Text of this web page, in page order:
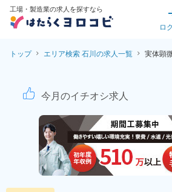
工場・製造業の求人を探すなら
ロ
トップ エリア検索 石川の求人一覧 実体顕
実体顕微鏡を使
今月のイチオシ求人